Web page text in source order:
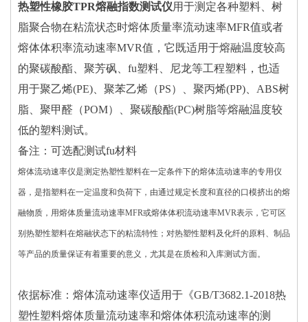
热塑性橡胶TPR熔融指数测试仪用于测定各种塑料、树
脂聚合物在粘流状态时熔体质量率流动速率MFR值或者
熔体体积率流动速率MVR值，它既适用于熔融温度较高
的聚碳酸酯、聚芳砜、fu塑料、尼龙等工程塑料，也适
用于聚乙烯(PE)、聚苯乙烯（PS）、聚丙烯(PP)、ABS树
脂、聚甲醛（POM）、聚碳酸酯(PC)树脂等熔融温度较
低的塑料测试。
备注：可选配测试fu材料
熔体流动速率仪是测定热塑性塑料在一定条件下的熔体流动速率的专用仪
器，是指塑料在一定温度和负荷下，由通过规定长度和直径的口模挤出的熔
融物质，用熔体质量流动速率MFR或熔体体积流动速率MVR表示，它可区
别热塑性塑料在熔融状态下的粘流特性；对热塑性塑料及化纤的原料、制品
等产品的质量保证有着重要的意义，尤其是在质检和入库测试方面。
依据标准：熔体流动速率仪适用于《GB/T3682.1-2018热
塑性塑料熔体质量流动速率和熔体体积流动速率的测